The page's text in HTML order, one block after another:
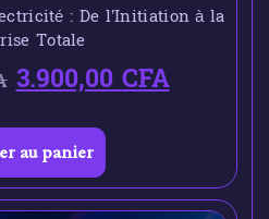
: De l’Initiation à la
Totale
3.900,00CFA
au panier